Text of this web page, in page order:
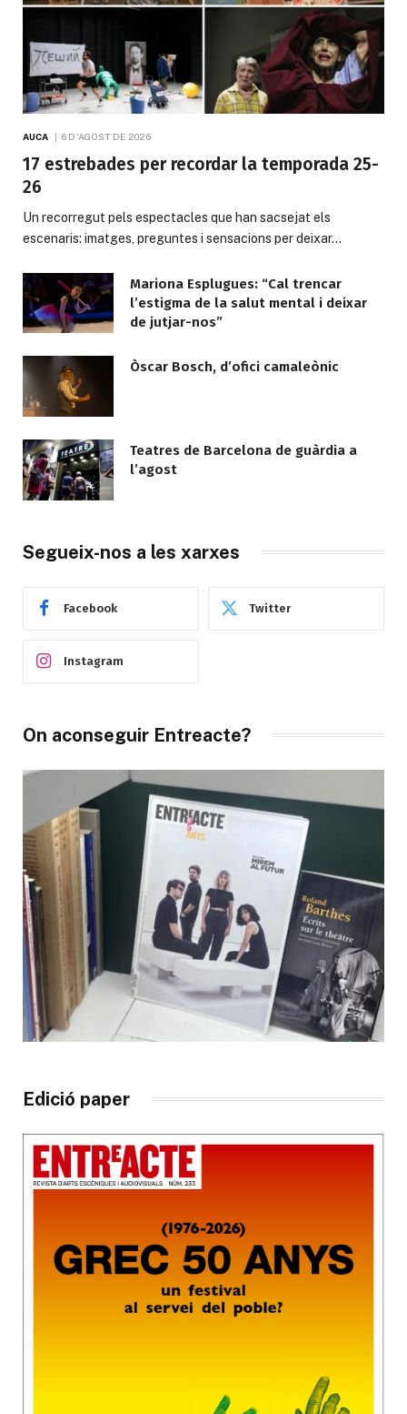
AUCA 6 D'AGOST DE 2026
17 estrebades per recordar la temporada 25-
26
Un recorregut pels espectacles que han sacsejat els
escenaris: imatges, preguntes i sensacions per deixar…
Mariona Esplugues: “Cal trencar
l’estigma de la salut mental i deixar
de jutjar-nos”
Òscar Bosch, d’ofici camaleònic
Teatres de Barcelona de guàrdia a
l’agost
Segueix-nos a les xarxes
Facebook Twitter
Instagram
On aconseguir Entreacte?
Edició paper